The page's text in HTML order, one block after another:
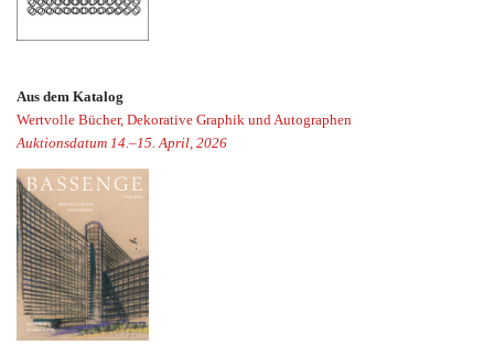
Aus dem Katalog
Wertvolle Bücher, Dekorative Graphik und Autographen
Auktionsdatum 14.–15. April, 2026